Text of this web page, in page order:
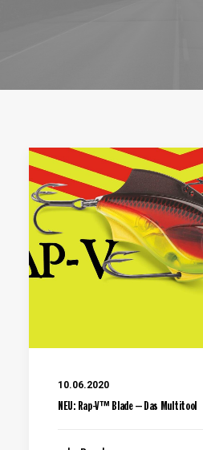
10.06.2020
NEU: Rap-V™ Blade – Das Multitool